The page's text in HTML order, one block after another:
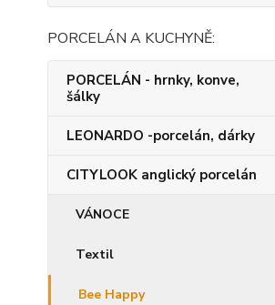
PORCELÁN A KUCHYNĚ:
PORCELÁN - hrnky, konve,
šálky
LEONARDO -porcelán, dárky
CITYLOOK anglický porcelán
VÁNOCE
Textil
Bee Happy